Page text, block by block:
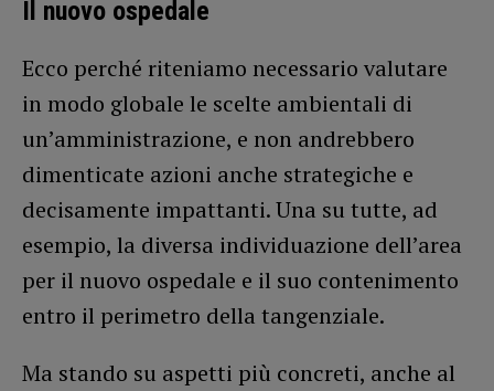
Il nuovo ospedale
Ecco perché riteniamo necessario valutare
in modo globale le scelte ambientali di
un’amministrazione, e non andrebbero
dimenticate azioni anche strategiche e
decisamente impattanti. Una su tutte, ad
esempio, la diversa individuazione dell’area
per il nuovo ospedale e il suo contenimento
entro il perimetro della tangenziale.
Ma stando su aspetti più concreti, anche al